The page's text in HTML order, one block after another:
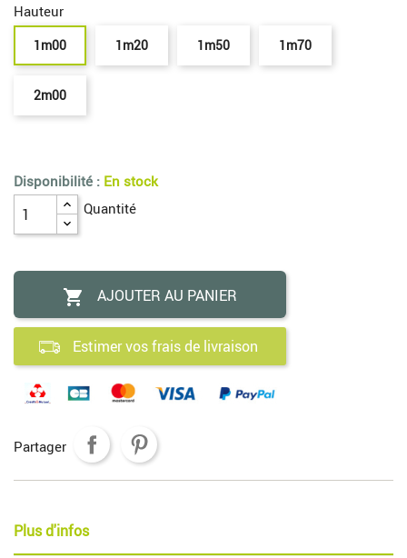
Hauteur
1m00 1m20 1m50 1m70
2m00
Disponibilité : En stock
Quantité
 AJOUTER AU PANIER
Estimer vos frais de livraison
Partager
Plus d'infos